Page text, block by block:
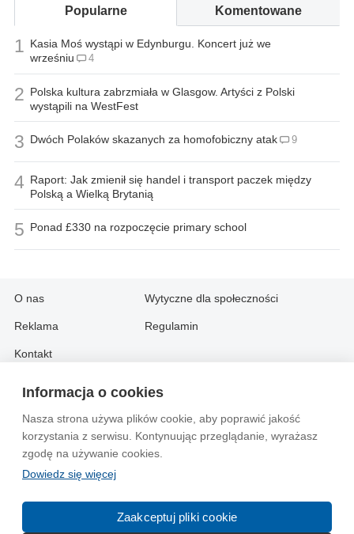
Informacja o cookies
Nasza strona używa plików cookie, aby poprawić jakość
korzystania z serwisu. Kontynuując przeglądanie, wyrażasz
zgodę na używanie cookies.
Dowiedz się więcej
Zaakceptuj pliki cookie
Popularne Komentowane
1 Kasia Moś wystąpi w Edynburgu. Koncert już we
wrześniu
4
2 Polska kultura zabrzmiała w Glasgow. Artyści z Polski
wystąpili na WestFest
3 Dwóch Polaków skazanych za homofobiczny atak 9
4 Raport: Jak zmienił się handel i transport paczek między
Polską a Wielką Brytanią
5 Ponad £330 na rozpoczęcie primary school
O nas
Reklama
Kontakt
Wytyczne dla społeczności
Regulamin
Information in English:
About
Advertise
Contact